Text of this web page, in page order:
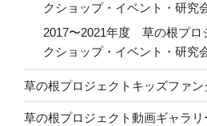
クショップ・イベント・研究
2017〜2021年度 草の根プロ
クショップ・イベント・研究
草の根プロジェクトキッズファン
草の根プロジェクト動画ギャラリ